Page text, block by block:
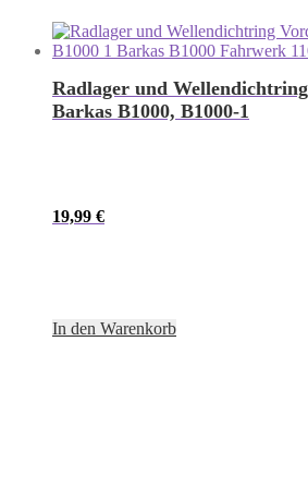
Radlager und
Barkas B1000, B1000-1
19,99 €
In den Warenkorb